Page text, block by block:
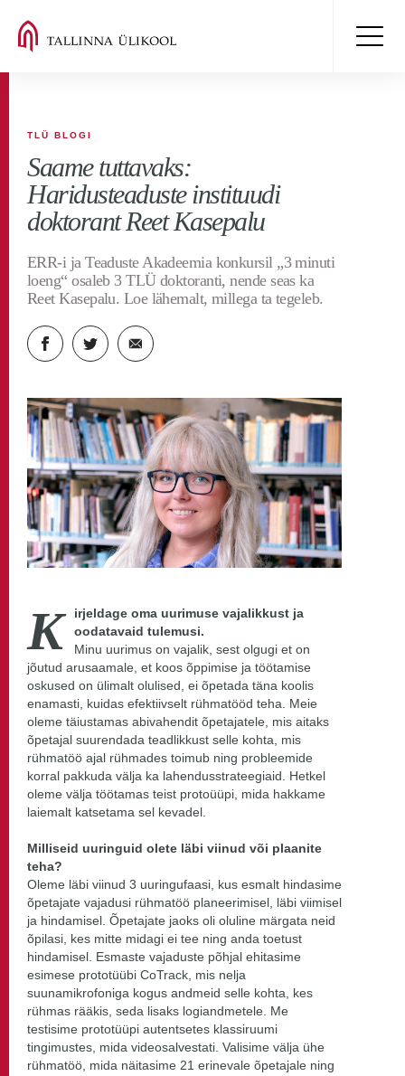
TLÜ BLOGI
Saame tuttavaks:
Haridusteaduste instituudi
doktorant Reet Kasepalu
ERR-i ja Teaduste Akadeemia konkursil „3 minuti
loeng“ osaleb 3 TLÜ doktoranti, nende seas ka
Reet Kasepalu. Loe lähemalt, millega ta tegeleb.
K
irjeldage oma uurimuse vajalikkust ja
oodatavaid tulemusi.
Minu uurimus on vajalik, sest olgugi et on
jõutud arusaamale, et koos õppimise ja töötamise
oskused on ülimalt olulised, ei õpetada täna koolis
enamasti, kuidas efektiivselt rühmatööd teha. Meie
oleme täiustamas abivahendit õpetajatele, mis aitaks
õpetajal suurendada teadlikkust selle kohta, mis
rühmatöö ajal rühmades toimub ning probleemide
korral pakkuda välja ka lahendusstrateegiaid. Hetkel
oleme välja töötamas teist protoüüpi, mida hakkame
laiemalt katsetama sel kevadel.
Milliseid uuringuid olete läbi viinud või plaanite
teha?
Oleme läbi viinud 3 uuringufaasi, kus esmalt hindasime
õpetajate vajadusi rühmatöö planeerimisel, läbi viimisel
ja hindamisel. Õpetajate jaoks oli oluline märgata neid
õpilasi, kes mitte midagi ei tee ning anda toetust
hindamisel. Esmaste vajaduste põhjal ehitasime
esimese prototüübi CoTrack, mis nelja
suunamikrofoniga kogus andmeid selle kohta, kes
rühmas rääkis, seda lisaks logiandmetele. Me
testisime prototüüpi autentsetes klassiruumi
tingimustes, mida videosalvestati. Valisime välja ühe
rühmatöö, mida näitasime 21 erinevale õpetajale ning